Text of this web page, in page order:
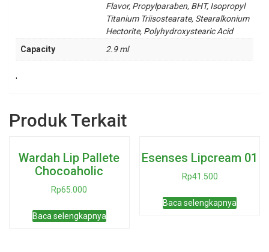
Flavor, Propylparaben, BHT, Isopropyl
Titanium Triisostearate, Stearalkonium
Hectorite, Polyhydroxystearic Acid
Capacity
2.9 ml
'
Produk Terkait
Wardah Lip Pallete
Chocoaholic
Rp65.000
Baca selengkapnya
Esenses Lipcream 01
Rp41.500
Baca selengkapnya